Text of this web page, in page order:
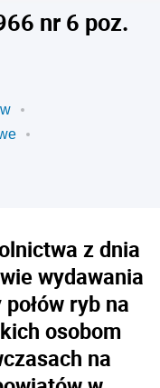
nr 6 poz.
z dnia
wydawania
ryb na
osobom
na